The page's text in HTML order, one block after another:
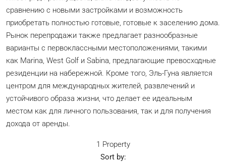
сравнению с новыми застройками и возможность
приобретать полностью готовые, готовые к заселению дома.
Рынок перепродажи также предлагает разнообразные
варианты с первоклассными местоположениями, такими
как Marina, West Golf и Sabina, предлагающие превосходные
резиденции на набережной. Кроме того, Эль-Гуна является
центром для международных жителей, развлечений и
устойчивого образа жизни, что делает ее идеальным
местом как для личного пользования, так и для получения
дохода от аренды.
1 Property
Sort by: